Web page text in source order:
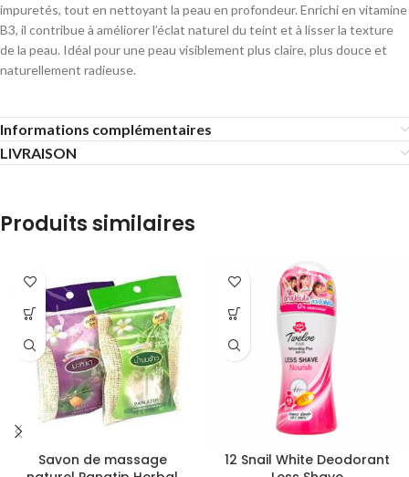
impuretés, tout en nettoyant la peau en profondeur. Enrichi en vitamine
B3, il contribue à améliorer l’éclat naturel du teint et à lisser la texture
de la peau. Idéal pour une peau visiblement plus claire, plus douce et
naturellement radieuse.
Informations complémentaires
LIVRAISON
Produits similaires
Savon de massage
12 Snail White Deodorant